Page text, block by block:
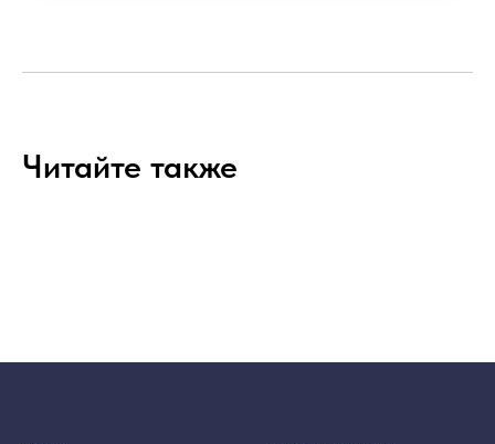
Читайте также